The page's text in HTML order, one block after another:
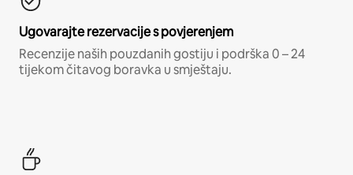
Ugovarajte rezervacije s povjerenjem
Recenzije naših pouzdanih gostiju i podrška 0 – 24
tijekom čitavog boravka u smještaju.